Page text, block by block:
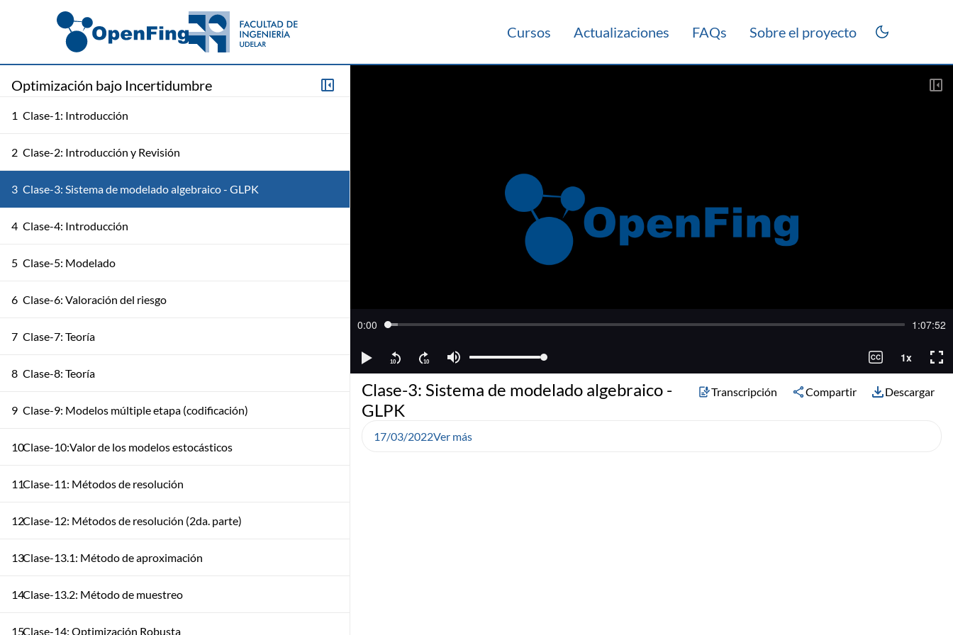
Cursos Actualizaciones FAQs Sobre el proyecto
Optimización bajo Incertidumbre
1 Clase-1: Introducción
2 Clase-2: Introducción y Revisión
3 Clase-3: Sistema de modelado algebraico - GLPK
4 Clase-4: Introducción
5 Clase-5: Modelado
6 Clase-6: Valoración del riesgo
7 Clase-7: Teoría
8 Clase-8: Teoría
9 Clase-9: Modelos múltiple etapa (codificación)
10Clase-10:Valor de los modelos estocásticos
11Clase-11: Métodos de resolución
12Clase-12: Métodos de resolución (2da. parte)
13Clase-13.1: Método de aproximación
14Clase-13.2: Método de muestreo
15Clase-14: Optimización Robusta
Clase-3: Sistema de modelado algebraico -
GLPK
Transcripción Compartir Descargar
17/03/2022Ver más